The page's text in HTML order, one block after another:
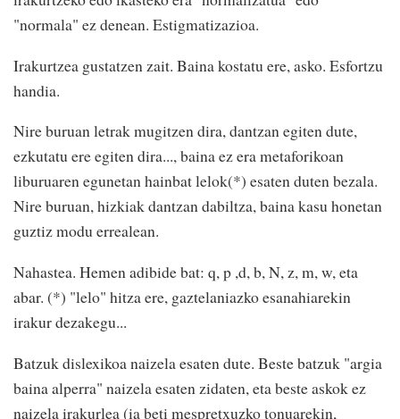
"normala" ez denean. Estigmatizazioa.
Irakurtzea gustatzen zait. Baina kostatu ere, asko. Esfortzu
handia.
Nire buruan letrak mugitzen dira, dantzan egiten dute,
ezkutatu ere egiten dira..., baina ez era metaforikoan
liburuaren egunetan hainbat lelok(*) esaten duten bezala.
Nire buruan, hizkiak dantzan dabiltza, baina kasu honetan
guztiz modu errealean.
Nahastea. Hemen adibide bat: q, p ,d, b, N, z, m, w, eta
abar. (*) "lelo" hitza ere, gaztelaniazko esanahiarekin
irakur dezakegu...
Batzuk dislexikoa naizela esaten dute. Beste batzuk "argia
baina alperra" naizela esaten zidaten, eta beste askok ez
naizela irakurlea (ia beti mespretxuzko tonuarekin,